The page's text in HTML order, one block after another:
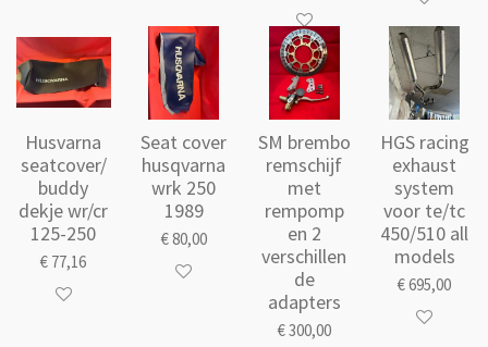
Husvarna
seatcover/
buddy
dekje wr/cr
125-250
€ 77,16
Seat cover
husqvarna
wrk 250
1989
€ 80,00
SM brembo
remschijf
met
rempomp
en 2
verschillen
de
adapters
€ 300,00
HGS racing
exhaust
system
voor te/tc
450/510 all
models
€ 695,00